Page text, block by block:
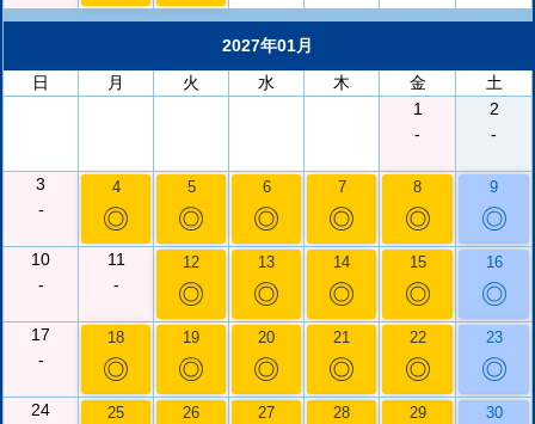
2027年01月
日
月 火 水 木 金
土
1
-
2
-
3
-
4
◎
5
◎
6
◎
7
◎
8
◎
9
◎
10
-
11
-
12
◎
13
◎
14
◎
15
◎
16
◎
17
-
18
◎
19
◎
20
◎
21
◎
22
◎
23
◎
24
25 26 27 28 29 30